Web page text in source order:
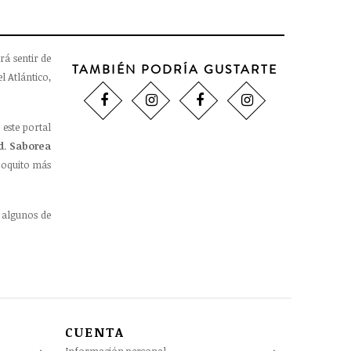
sentir de
Atlántico,
portal
. Saborea
más
de
TAMBIÉN PODRÍA GUSTARTE
CUENTA